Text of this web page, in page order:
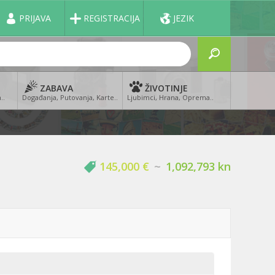
PRIJAVA REGISTRACIJA JEZIK
ZABAVA
Događanja, Putovanja, Karte..
ŽIVOTINJE
Ljubimci, Hrana, Oprema..
145,000 € ~ 1,092,793 kn